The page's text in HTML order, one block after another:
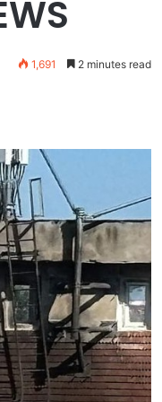
1,691 2 minutes read